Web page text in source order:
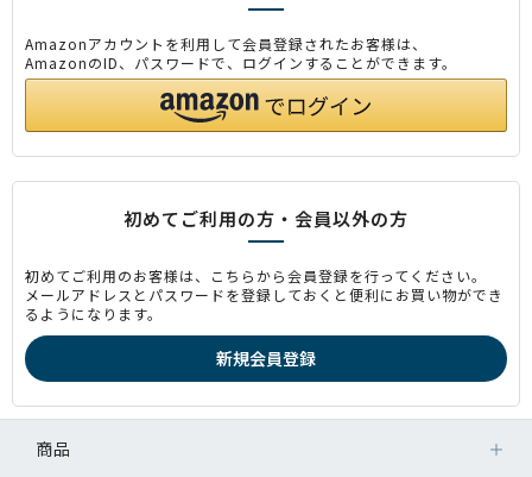
Amazonアカウントを利用して会員登録されたお客様は、
AmazonのID、パスワードで、ログインすることができます。
初めてご利用の方・会員以外の方
初めてご利用のお客様は、こちらから会員登録を行ってください。
メールアドレスとパスワードを登録しておくと便利にお買い物ができ
るようになります。
商品